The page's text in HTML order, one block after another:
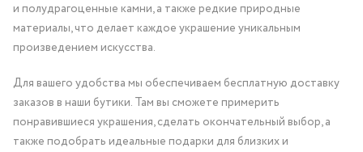
и полудрагоценные камни, а также редкие природные
материалы, что делает каждое украшение уникальным
произведением искусства.
Для вашего удобства мы обеспечиваем бесплатную доставку
заказов в наши бутики. Там вы сможете примерить
понравившиеся украшения, сделать окончательный выбор, а
также подобрать идеальные подарки для близких и